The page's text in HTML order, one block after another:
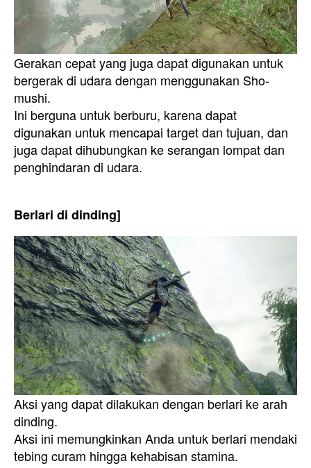
Gerakan cepat yang juga dapat digunakan untuk
bergerak di udara dengan menggunakan Sho-
mushi.
Ini berguna untuk berburu, karena dapat
digunakan untuk mencapai target dan tujuan, dan
juga dapat dihubungkan ke serangan lompat dan
penghindaran di udara.
Berlari di dinding]
Aksi yang dapat dilakukan dengan berlari ke arah
dinding.
Aksi ini memungkinkan Anda untuk berlari mendaki
tebing curam hingga kehabisan stamina.